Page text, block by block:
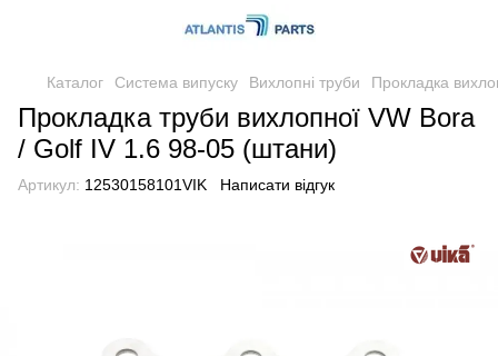
Каталог Система випуску Вихлопні труби Прокладка
Прокладка труби вихлопної VW Bora
/ Golf IV 1.6 98-05 (штани)
Артикул: 12530158101VIK Написати відгук